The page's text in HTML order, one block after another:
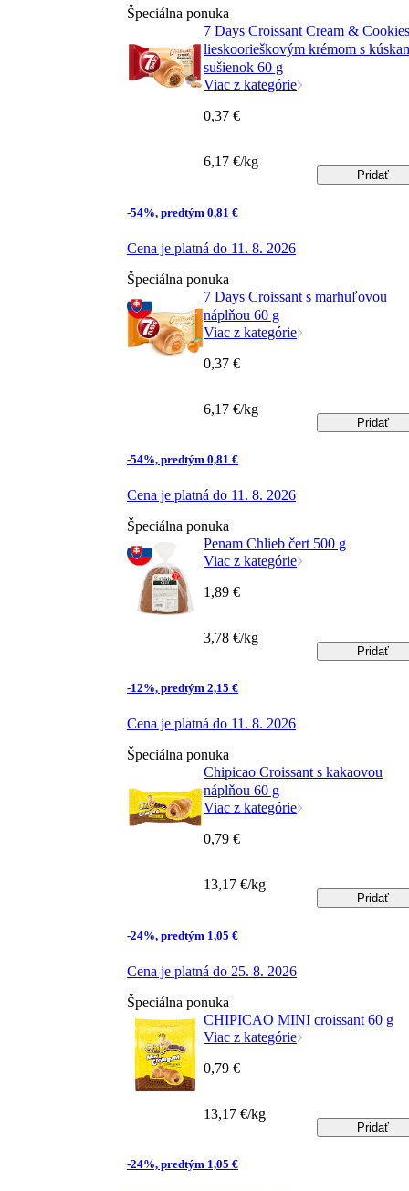
Špeciálna ponuka
7 Days Croissant Cream &
lieskoorieškovým krémom s
sušienok 60 g
Viac z kategórie
-54%, predtým 0,81 €
Cena je platná do 11. 8. 2026
0,37 €
6,17 €/kg
Pridať
Špeciálna ponuka
7 Days Croissant s marhuľovou
náplňou 60 g
Viac z kategórie
-54%, predtým 0,81 €
Cena je platná do 11. 8. 2026
0,37 €
6,17 €/kg
Pridať
Špeciálna ponuka
Penam Chlieb čert 500 g
Viac z kategórie
-12%, predtým 2,15 €
Cena je platná do 11. 8. 2026
1,89 €
3,78 €/kg
Pridať
Špeciálna ponuka
Chipicao Croissant s kakaovou
náplňou 60 g
Viac z kategórie
-24%, predtým 1,05 €
Cena je platná do 25. 8. 2026
0,79 €
13,17 €/kg
Pridať
Špeciálna ponuka
CHIPICAO MINI croissant 60 g
Viac z kategórie
-24%, predtým 1,05 €
0,79 €
13,17 €/kg
Pridať